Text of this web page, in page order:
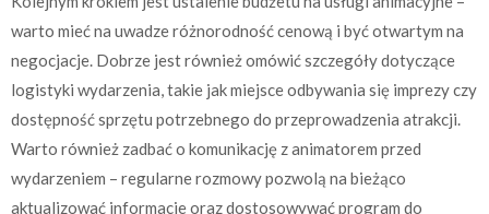
warto mieć na uwadze różnorodność cenową i być otwartym na
negocjacje. Dobrze jest również omówić szczegóły dotyczące
logistyki wydarzenia, takie jak miejsce odbywania się imprezy czy
dostępność sprzętu potrzebnego do przeprowadzenia atrakcji.
Warto również zadbać o komunikację z animatorem przed
wydarzeniem – regularne rozmowy pozwolą na bieżąco
aktualizować informacje oraz dostosowywać program do